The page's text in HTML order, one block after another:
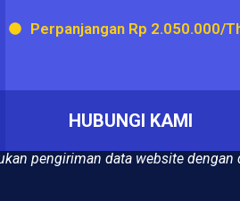
Perpanjangan Rp 2.050.000/
HUBUNGI KAMI
pengiriman data website dengan